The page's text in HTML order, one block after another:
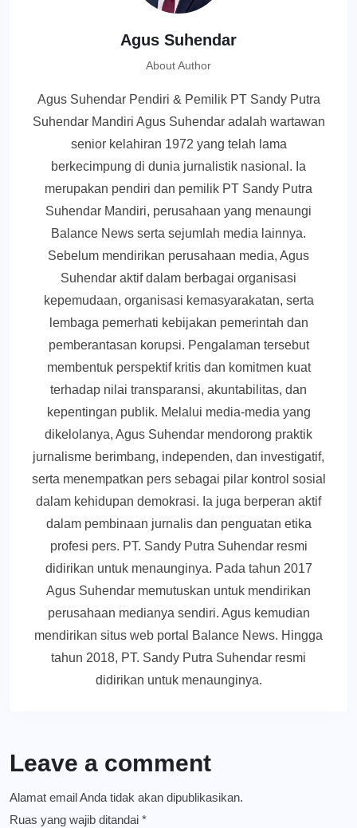
Agus Suhendar
About Author
Agus Suhendar Pendiri & Pemilik PT Sandy Putra
Suhendar Mandiri Agus Suhendar adalah wartawan
senior kelahiran 1972 yang telah lama
berkecimpung di dunia jurnalistik nasional. Ia
merupakan pendiri dan pemilik PT Sandy Putra
Suhendar Mandiri, perusahaan yang menaungi
Balance News serta sejumlah media lainnya.
Sebelum mendirikan perusahaan media, Agus
Suhendar aktif dalam berbagai organisasi
kepemudaan, organisasi kemasyarakatan, serta
lembaga pemerhati kebijakan pemerintah dan
pemberantasan korupsi. Pengalaman tersebut
membentuk perspektif kritis dan komitmen kuat
terhadap nilai transparansi, akuntabilitas, dan
kepentingan publik. Melalui media-media yang
dikelolanya, Agus Suhendar mendorong praktik
jurnalisme berimbang, independen, dan investigatif,
serta menempatkan pers sebagai pilar kontrol sosial
dalam kehidupan demokrasi. Ia juga berperan aktif
dalam pembinaan jurnalis dan penguatan etika
profesi pers. PT. Sandy Putra Suhendar resmi
didirikan untuk menaunginya. Pada tahun 2017
Agus Suhendar memutuskan untuk mendirikan
perusahaan medianya sendiri. Agus kemudian
mendirikan situs web portal Balance News. Hingga
tahun 2018, PT. Sandy Putra Suhendar resmi
didirikan untuk menaunginya.
Leave a comment
Alamat email Anda tidak akan dipublikasikan.
Ruas yang wajib ditandai *